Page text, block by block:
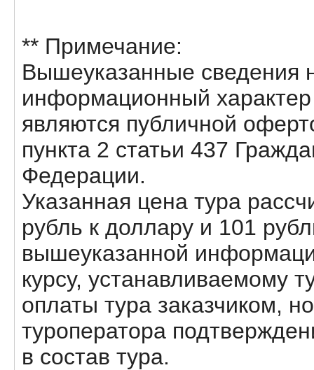
** Примечание:
Вышеуказанные сведения
информационный
являются публичной
пункта 2 статьи 437
Федерации.
Указанная цена тура
рубль к доллару и 101
вышеуказанной
курсу, устанавливаемому
оплаты тура заказчиком,
туроператора
в состав тура.